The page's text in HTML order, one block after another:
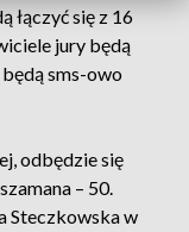
łączyć się z 16
jury będą
sms-owo
odbędzie się
– 50.
Steczkowska w